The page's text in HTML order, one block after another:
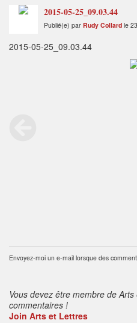
2015-05-25_09.03.44
Publié(e) par Rudy Collard le
2015-05-25_09.03.44
Envoyez-moi un e-mail lorsque des
Vous devez être membre de
commentaires !
Join Arts et Lettres